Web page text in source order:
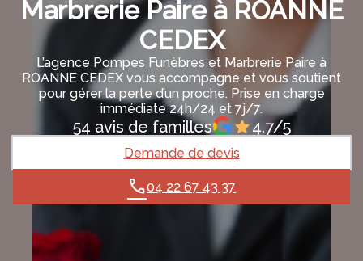
Marbrerie Paire à ROANNE
CEDEX
L’agence Pompes Funèbres et Marbrerie Paire à
ROANNE CEDEX vous accompagne et vous soutient
pour gérer la perte d’un proche. Prise en charge
immédiate 24h/24 et 7j/7.
54 avis de familles 4.7/5
Demande de devis
04 22 67 43 37